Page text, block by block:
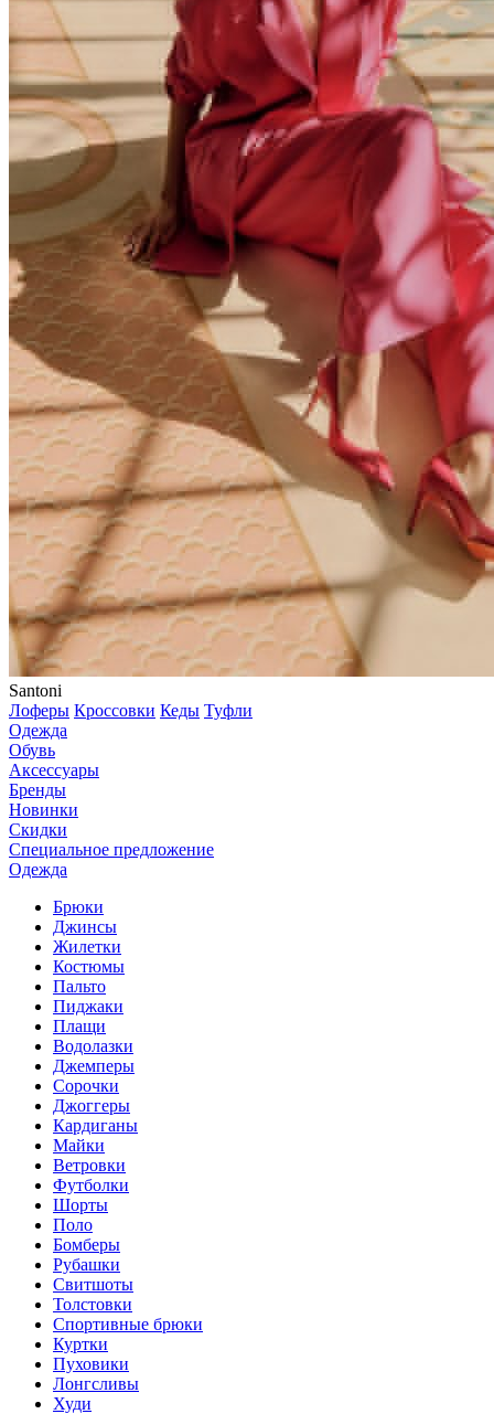
Santoni
Лоферы Кроссовки Кеды Туфли
Одежда
Обувь
Аксессуары
Бренды
Новинки
Скидки
Специальное предложение
Одежда
Брюки
Джинсы
Жилетки
Костюмы
Пальто
Пиджаки
Плащи
Водолазки
Джемперы
Сорочки
Джоггеры
Кардиганы
Майки
Ветровки
Футболки
Шорты
Поло
Бомберы
Рубашки
Свитшоты
Толстовки
Спортивные брюки
Куртки
Пуховики
Лонгсливы
Худи